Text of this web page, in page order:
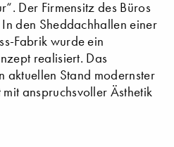
Der Firmensitz des Büros
den Sheddachhallen einer
Fabrik wurde ein
realisiert. Das
aktuellen Stand modernster
anspruchsvoller Ästhetik